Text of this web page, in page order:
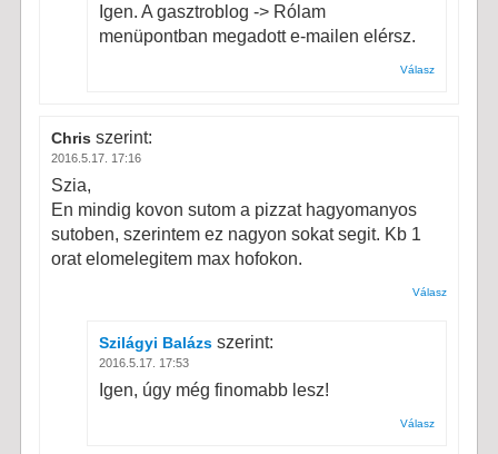
Igen. A gasztroblog -> Rólam
menüpontban megadott e-mailen elérsz.
Válasz
Chris szerint:
2016.5.17. 17:16
Szia,
En mindig kovon sutom a pizzat hagyomanyos
sutoben, szerintem ez nagyon sokat segit. Kb 1
orat elomelegitem max hofokon.
Válasz
Szilágyi Balázs szerint:
2016.5.17. 17:53
Igen, úgy még finomabb lesz!
Válasz